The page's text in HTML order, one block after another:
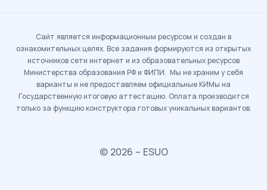
Сайт является информационным ресурсом и создан в
ознакомительных целях. Все задания формируются из открытых
источников сети интернет и из образовательных ресурсов
Министерства образования РФ и ФИПИ. Мы не храним у себя
варианты и не предоставляем официальные КИМы на
Государственную итоговую аттестацию. Оплата производится
только за функцию конструктора готовых уникальных вариантов.
© 2026 – ESUO